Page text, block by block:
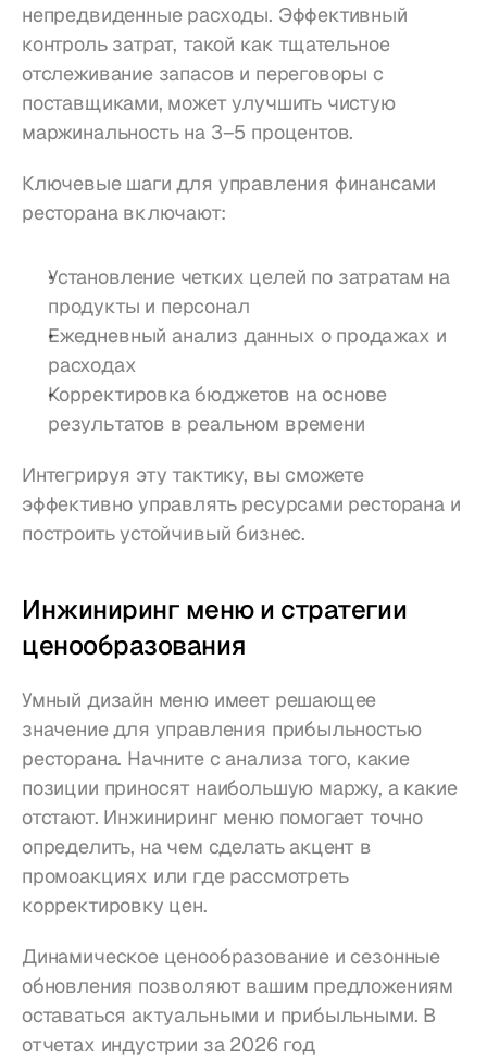
непредвиденные расходы. Эффективный
контроль затрат, такой как тщательное
отслеживание запасов и переговоры с
поставщиками, может улучшить чистую
маржинальность на 3–5 процентов.
Ключевые шаги для управления финансами
ресторана включают:
Установление четких целей по затратам на
продукты и персонал
Ежедневный анализ данных о продажах и
расходах
Корректировка бюджетов на основе
результатов в реальном времени
Интегрируя эту тактику, вы сможете
эффективно управлять ресурсами ресторана и
построить устойчивый бизнес.
Инжиниринг меню и стратегии
ценообразования
Умный дизайн меню имеет решающее
значение для управления прибыльностью
ресторана. Начните с анализа того, какие
позиции приносят наибольшую маржу, а какие
отстают. Инжиниринг меню помогает точно
определить, на чем сделать акцент в
промоакциях или где рассмотреть
корректировку цен.
Динамическое ценообразование и сезонные
обновления позволяют вашим предложениям
оставаться актуальными и прибыльными. В
отчетах индустрии за 2026 год